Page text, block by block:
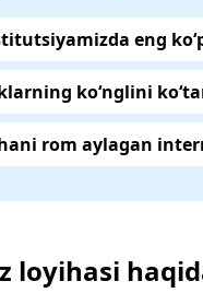
eng
ko‘nglini
rom aylagan
loyihasi